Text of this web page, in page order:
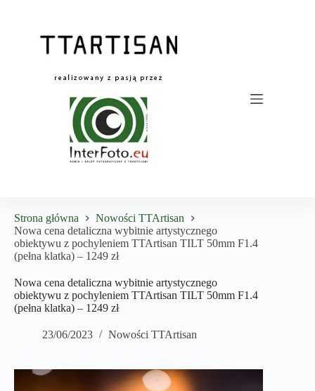
Strona główna
Nowości TTArtisan
Nowa cena detaliczna wybitnie artystycznego
obiektywu z pochyleniem TTArtisan TILT 50mm F1.4
(pełna klatka) – 1249 zł
Nowa cena detaliczna wybitnie artystycznego
obiektywu z pochyleniem TTArtisan TILT 50mm F1.4
(pełna klatka) – 1249 zł
23/06/2023 Nowości TTArtisan